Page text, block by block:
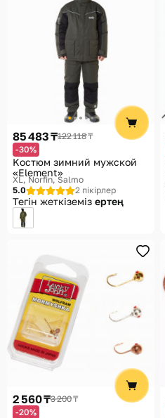
85 483 ₸122 118 ₸
-30%
Kостюм зимний мужской
«Element»
XL Norfin, Salmo
5.0
2 пікірлер
Тегін жеткіземіз ертең
2 560 ₸3 200 ₸
-20%